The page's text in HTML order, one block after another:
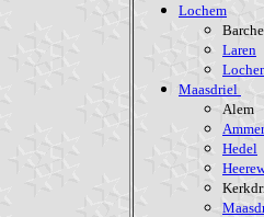
Lochem
Laren
Maasdriel
Alem
Hedel